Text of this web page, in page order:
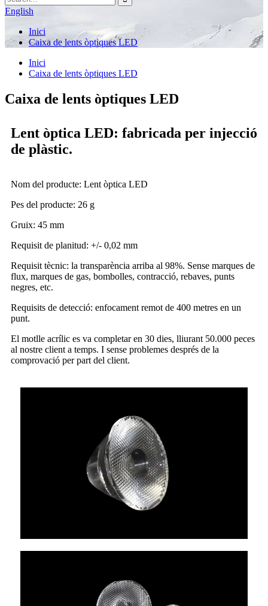
English
Inici
Caixa de lents òptiques LED
Inici
Caixa de lents òptiques LED
Caixa de lents òptiques LED
Lent òptica LED: fabricada per injecció
de plàstic.
Nom del producte: Lent òptica LED
Pes del producte: 26 g
Gruix: 45 mm
Requisit de planitud: +/- 0,02 mm
Requisit tècnic: la transparència arriba al 98%. Sense marques de
flux, marques de gas, bombolles, contracció, rebaves, punts
negres, etc.
Requisits de detecció: enfocament remot de 400 metres en un
punt.
El motlle acrílic es va completar en 30 dies, lliurant 50.000 peces
al nostre client a temps. I sense problemes després de la
comprovació per part del client.